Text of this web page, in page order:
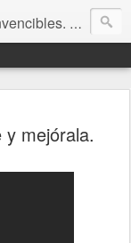
aquellos que no se rinden”. Frida Kahlo
mejórala.